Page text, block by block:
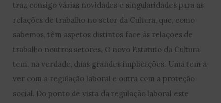
traz consigo várias novidades e singularidades para as
relações de trabalho no setor da Cultura, que, como
sabemos, têm aspetos distintos face às relações de
trabalho noutros setores. O novo Estatuto da Cultura
tem, na verdade, duas grandes implicações. Uma tem a
ver com a regulação laboral e outra com a proteção
social. Do ponto de vista da regulação laboral este